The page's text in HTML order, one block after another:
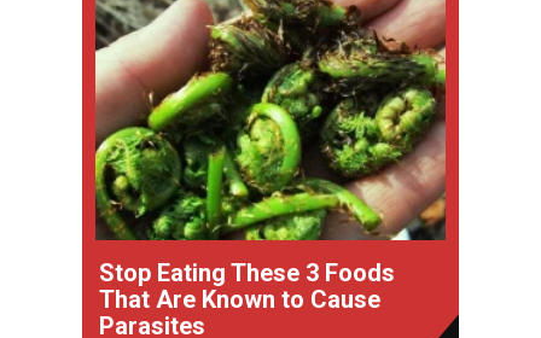
Stop Eating These 3 Foods
That Are Known to Cause
Parasites